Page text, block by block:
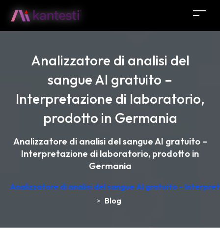
Analizzatore di analisi del
sangue AI gratuito –
Interpretazione di laboratorio,
prodotto in Germania
Analizzatore di analisi del sangue AI gratuito –
Interpretazione di laboratorio, prodotto in
Germania
Analizzatore di analisi del sangue AI gratuito –
> Blog